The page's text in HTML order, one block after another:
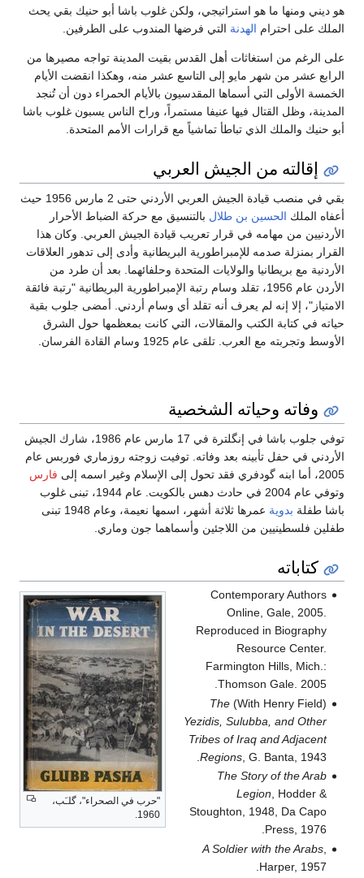
ولكن غلوب باشا أبو حنيك بقي يحث
التي فرضها المندوب على الطرفين.
القدس بقيت المدينة تواجه مصيرها من
التاسع عشر منه، وهكذا انقضت الأيام
المقدسيون بالأيام الحمراء دون أن تُنجد
عنيفا مستمراً، وراح الناس يسبون غلوب باشا
تماشياً مع قرارات الأمم المتحدة.
العربي
بقي في منصب قيادة الجيش العربي الأردني حتى 2 مارس 1956 حيث
بالتنسيق مع حركة الضباط الأحرار
تعريب قيادة الجيش العربي. وكان هذا
البريطانية وأدى إلى تدهور العلاقات
المتحدة وحلفائهما. بعد أن طرد من
تقلد وسام رتبة الإمبراطورية البريطانية "رتبة فائقة
أنه تقلد أي وسام أردني. أمضى جلوب بقية
التي كانت بمعظمها حول الشرق
القادة الفرسان.
الشخصية
توفي جلوب باشا في إنگلترة في 17 مارس عام 1986، شارك الجيش
وفاته. توفيت زوجته روزماري فوربس عام
فارس
وتوفي عام 2004 في حادث دهس بالكويت. عام 1944، تبنى غلوب
عمرها ثلاثة أشهر، اسمها نعيمة، وعام 1948 تبنى
وأسماهما جون وماري.
"حرب في الصحراء"، گلـَب،
1960.
Yezidis,
Tribes